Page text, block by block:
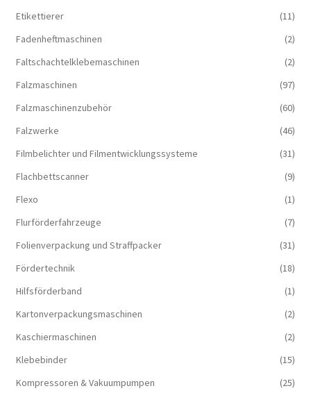
Etikettierer
(11)
Fadenheftmaschinen
(2)
Faltschachtelklebemaschinen
(2)
Falzmaschinen
(97)
Falzmaschinenzubehör
(60)
Falzwerke
(46)
Filmbelichter und Filmentwicklungssysteme
(31)
Flachbettscanner
(9)
Flexo
(1)
Flurförderfahrzeuge
(7)
Folienverpackung und Straffpacker
(31)
Fördertechnik
(18)
Hilfsförderband
(1)
Kartonverpackungsmaschinen
(2)
Kaschiermaschinen
(2)
Klebebinder
(15)
Kompressoren & Vakuum­pumpen
(25)